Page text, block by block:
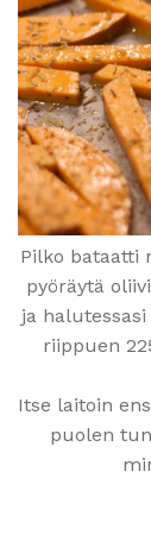
Pilko bataatti
pyöräytä
ja
riippuen
Itse laitoin
puolen